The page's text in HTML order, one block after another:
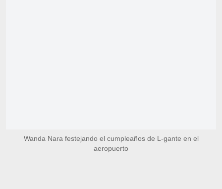
Wanda Nara festejando el cumpleaños de L-gante en el
aeropuerto